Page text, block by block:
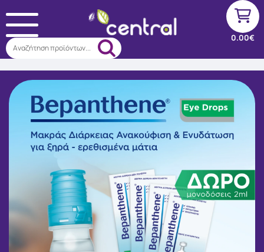
Αναζήτηση προϊόντων...
0.00€